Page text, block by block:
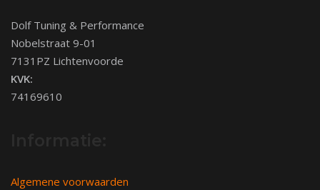
Dolf Tuning & Performance
Nobelstraat 9-01
7131PZ Lichtenvoorde
KVK:
74169610
Algemene voorwaarden